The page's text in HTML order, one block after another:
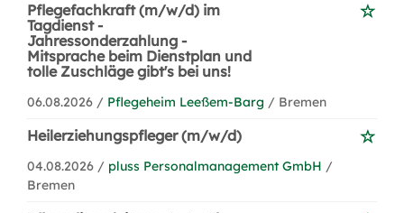
Pflegefachkraft (m/w/d) im
Tagdienst -
Jahressonderzahlung -
Mitsprache beim Dienstplan und
tolle Zuschläge gibt's bei uns!
06.08.2026 / Pflegeheim Leeßem-Barg / Bremen
Heilerziehungspfleger (m/w/d)
04.08.2026 / pluss Personalmanagement GmbH /
Bremen